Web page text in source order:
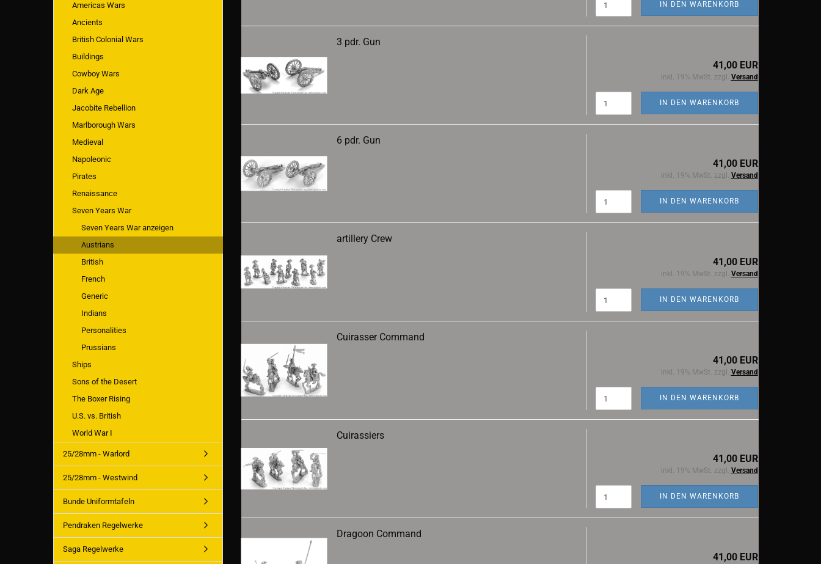
IN DEN WARENKORB
3 pdr. Gun
41,00 EUR
inkl. 19% MwSt. zzgl. Versand
IN DEN WARENKORB
6 pdr. Gun
41,00 EUR
inkl. 19% MwSt. zzgl. Versand
IN DEN WARENKORB
artillery Crew
41,00 EUR
inkl. 19% MwSt. zzgl. Versand
IN DEN WARENKORB
Cuirasser Command
41,00 EUR
inkl. 19% MwSt. zzgl. Versand
IN DEN WARENKORB
Cuirassiers
41,00 EUR
inkl. 19% MwSt. zzgl. Versand
IN DEN WARENKORB
Dragoon Command
41,00 EUR
Americas Wars
Ancients
British Colonial Wars
Buildings
Cowboy Wars
Dark Age
Jacobite Rebellion
Marlborough Wars
Medieval
Napoleonic
Pirates
Renaissance
Seven Years War
Seven Years War anzeigen
Austrians
British
French
Generic
Indians
Personalities
Prussians
Ships
Sons of the Desert
The Boxer Rising
U.S. vs. British
World War I
25/28mm - Warlord
25/28mm - Westwind
Bunde Uniformtafeln
Pendraken Regelwerke
Saga Regelwerke